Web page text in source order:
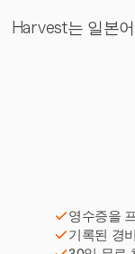
Harvest는 일본
영수증을
기록된 경